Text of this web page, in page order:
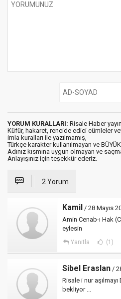
YORUM KURALLARI: Risale Haber
Küfür, hakaret, rencide edici cümleler
imla kuralları ile yazılmamış,
Türkçe karakter kullanılmayan ve
Adınız kısmına uygun olmayan ve
Anlayışınız için teşekkür ederiz.
2 Yorum
Kamil / 28 Mayıs
Amin Cenab-ı Hak
eylesin
Yanıtla (1)
Sibel Eraslan /
Risale i nur
bekliyor ...